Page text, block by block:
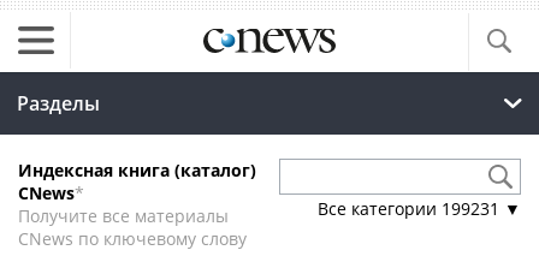
Разделы
Индексная книга (каталог)
CNews*
Получите все материалы
CNews по ключевому слову
Все категории 199231 ▼